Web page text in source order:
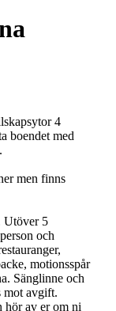
4
boendet med
men finns
Utöver 5
och
motionsspår
Sänglinne och
mot avgift.
hör av er om ni